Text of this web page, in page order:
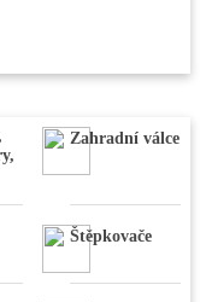
Zahradní válce
Štěpkovače